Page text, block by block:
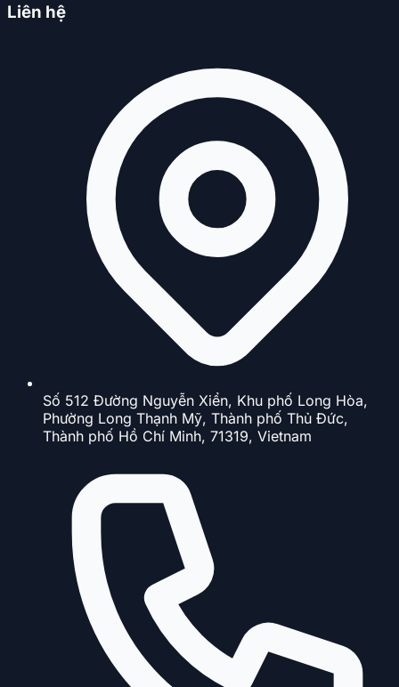
Liên hệ
Số 512 Đường Nguyễn Xiển, Khu phố Long Hòa,
Phường Long Thạnh Mỹ, Thành phố Thủ Đức,
Thành phố Hồ Chí Minh, 71319, Vietnam